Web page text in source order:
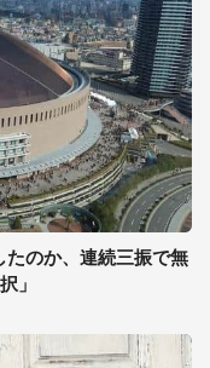
たのか、連続三振で無
」